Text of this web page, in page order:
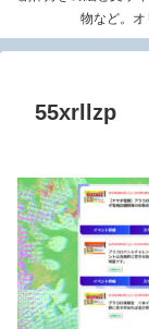
物など。オ
55xrllzp